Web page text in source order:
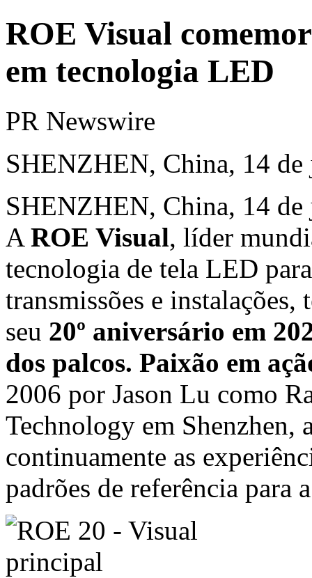
ROE Visual
em tecnologia LED
PR Newswire
SHENZHEN, China, 14 de
SHENZHEN, China, 14
A ROE Visual, líder
tecnologia de tela LED
transmissões e
seu 20º aniversário em
dos palcos. Paixão em
2006 por Jason Lu como
Technology em Shenzhen,
continuamente as
padrões de referência para